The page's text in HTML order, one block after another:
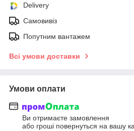
Delivery
Самовивіз
Попутним вантажем
Всі умови доставки
Умови оплати
Ви отримаєте замовлення
або гроші повернуться на вашу